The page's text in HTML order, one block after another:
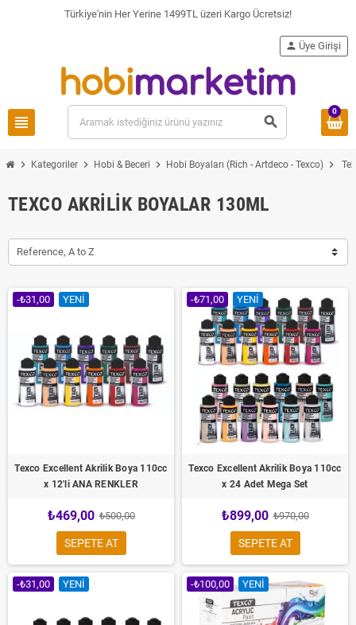
Türkiye'nin Her Yerine 1499TL üzeri Kargo Ücretsiz!
view_headline search
person Üye Girişi
0
chevron_right Kategoriler chevron_right Hobi & Beceri chevron_right Hobi Boyaları (Rich - Artdeco - Texco) chevron_right
TEXCO AKRILIK BOYALAR 130ML
Reference, A to Z
-₺31,00 YENI
Texco Excellent Akrilik Boya 110cc
x 12'li ANA RENKLER
₺469,00 ₺500,00
SEPETE AT
-₺71,00 YENI
Texco Excellent Akrilik Boya 110cc
x 24 Adet Mega Set
₺899,00 ₺970,00
SEPETE AT
-₺31,00 YENI -₺100,00 YENI